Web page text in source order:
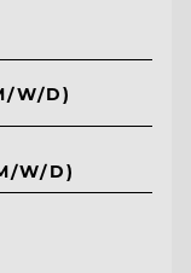
W/D)
W/D)